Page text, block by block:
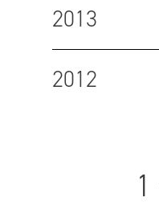
2013
2012
1